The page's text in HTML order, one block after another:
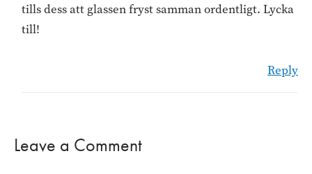
tills dess att glassen fryst samman ordentligt. Lycka
till!
Reply
Leave a Comment